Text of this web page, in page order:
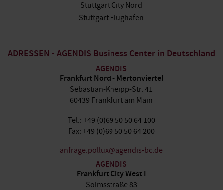
Stuttgart City Nord
Stuttgart Flughafen
ADRESSEN - AGENDIS Business Center in Deutschland
AGENDIS
Frankfurt Nord - Mertonviertel
Sebastian-Kneipp-Str. 41
60439 Frankfurt am Main
Tel.: +49 (0)69 50 50 64 100
Fax: +49 (0)69 50 50 64 200
anfrage.pollux@agendis-bc.de
AGENDIS
Frankfurt City West I
Solmsstraße 83